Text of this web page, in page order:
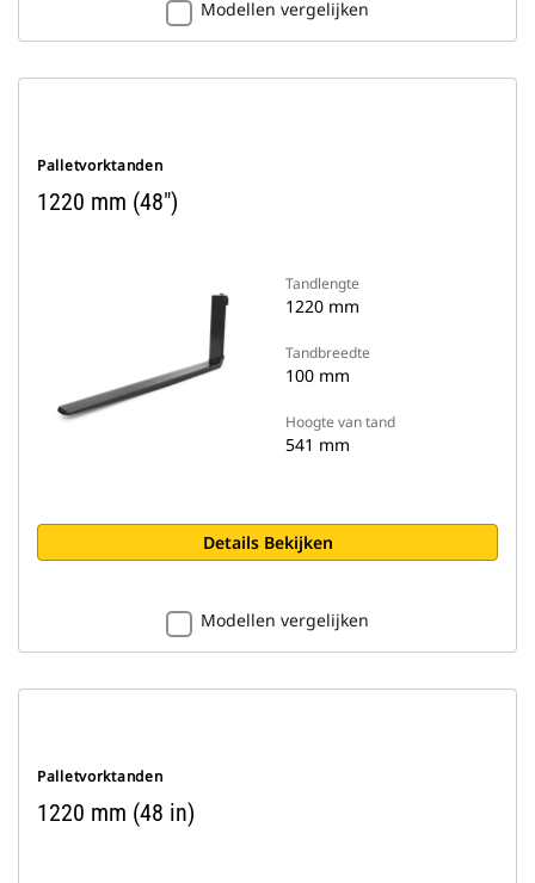
Modellen vergelijken
Palletvorktanden
1220 mm (48")
Tandlengte
1220 mm
Tandbreedte
100 mm
Hoogte van tand
541 mm
Details Bekijken
Modellen vergelijken
Palletvorktanden
1220 mm (48 in)